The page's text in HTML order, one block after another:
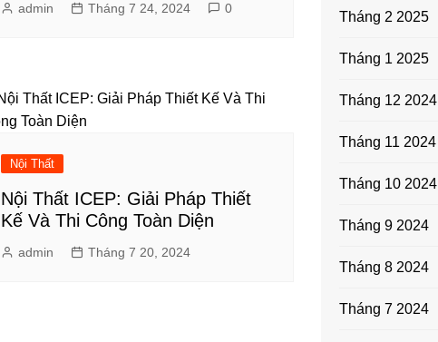
admin Tháng 7 24, 2024 0
Nội Thất
Nội Thất ICEP: Giải Pháp Thiết
Kế Và Thi Công Toàn Diện
admin Tháng 7 20, 2024
Tháng 2 2025
Tháng 1 2025
Tháng 12 2024
Tháng 11 2024
Tháng 10 2024
Tháng 9 2024
Tháng 8 2024
Tháng 7 2024